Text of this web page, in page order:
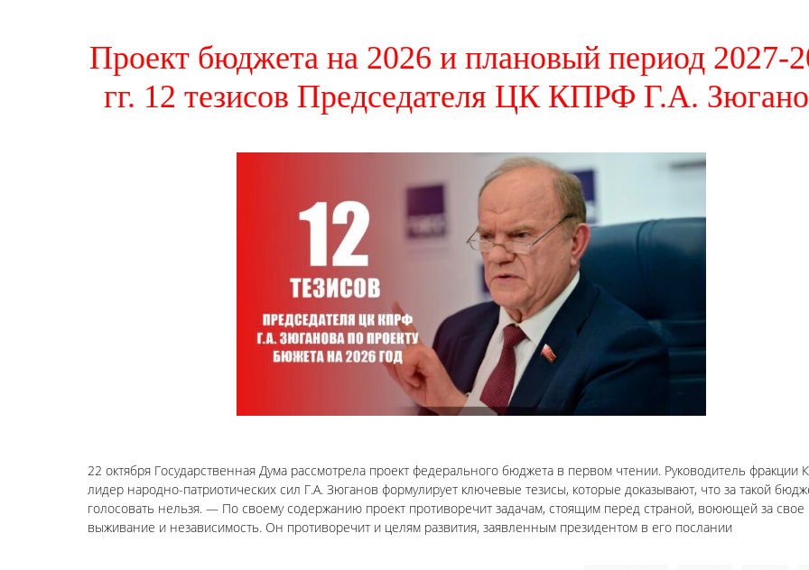
Проект бюджета на 2026 и плановый период 2027-
гг. 12 тезисов Председателя ЦК КПРФ Г.А.
22 октября Государственная Дума рассмотрела проект федерального бюджета в первом чтении. Руководитель фракции
лидер народно-патриотических сил Г.А. Зюганов формулирует ключевые тезисы, которые доказывают, что за такой
голосовать нельзя. — По своему содержанию проект противоречит задачам, стоящим перед страной, воюющей за свое
выживание и независимость. Он противоречит и целям развития, заявленным президентом в его послании